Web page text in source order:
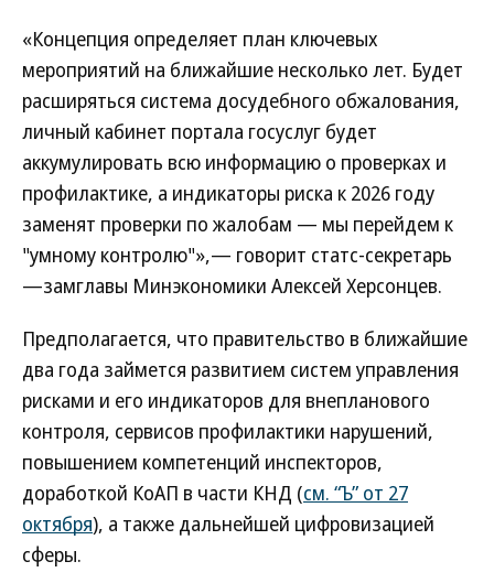
«Концепция определяет план ключевых
мероприятий на ближайшие несколько лет. Будет
расширяться система досудебного обжалования,
личный кабинет портала госуслуг будет
аккумулировать всю информацию о проверках и
профилактике, а индикаторы риска к 2026 году
заменят проверки по жалобам — мы перейдем к
"умному контролю"»,— говорит статс-секретарь
—замглавы Минэкономики Алексей Херсонцев.
Предполагается, что правительство в ближайшие
два года займется развитием систем управления
рисками и его индикаторов для внепланового
контроля, сервисов профилактики нарушений,
повышением компетенций инспекторов,
доработкой КоАП в части КНД (см. “Ъ” от 27
октября), а также дальнейшей цифровизацией
сферы.